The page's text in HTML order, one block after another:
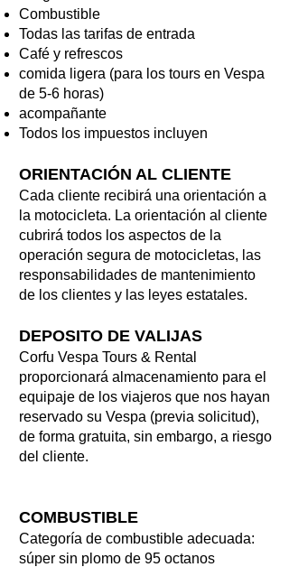
Combustible
Todas las tarifas de entrada
Café y refrescos
comida ligera (para los tours en Vespa
de 5-6 horas)
acompañante
Todos los impuestos incluyen
ORIENTACIÓN AL CLIENTE
Cada cliente recibirá una orientación a
la motocicleta. La orientación al cliente
cubrirá todos los aspectos de la
operación segura de motocicletas, las
responsabilidades de mantenimiento
de los clientes y las leyes estatales.
DEPOSITO DE VALIJAS
Corfu Vespa Tours & Rental
proporcionará almacenamiento para el
equipaje de los viajeros que nos hayan
reservado su Vespa (previa solicitud),
de forma gratuita, sin embargo, a riesgo
del cliente.
COMBUSTIBLE
Categoría de combustible adecuada:
súper sin plomo de 95 octanos